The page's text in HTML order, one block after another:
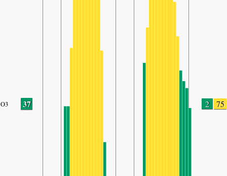
O3 37 2 75